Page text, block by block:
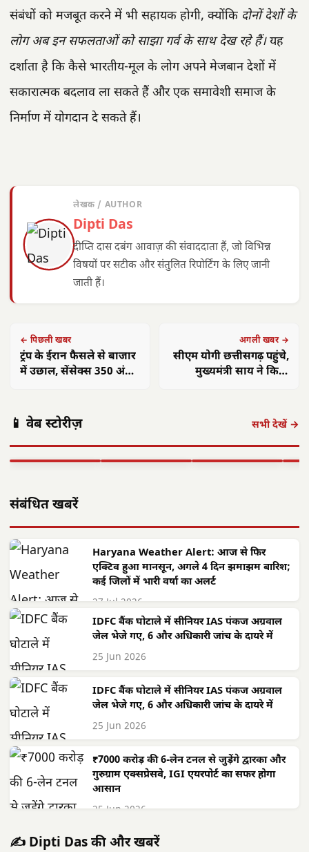
संबंधों को मजबूत करने में भी सहायक होगी, क्योंकि दोनों देशों के
लोग अब इन सफलताओं को साझा गर्व के साथ देख रहे हैं।यह
दर्शाता है कि कैसे भारतीय-मूल के लोग अपने मेजबान देशों में
सकारात्मक बदलाव ला सकते हैं और एक समावेशी समाज के
निर्माण में योगदान दे सकते हैं।
लेखक / AUTHOR
Dipti Das
दीप्ति दास दबंग आवाज़ की संवाददाता हैं, जो विभिन्न
विषयों पर सटीक और संतुलित रिपोर्टिंग के लिए जानी
जाती हैं।
← पिछली खबर
ट्रंप के ईरान फैसले से बाजार
में उछाल, सेंसेक्स 350 अंक
अगली खबर →
सीएम योगी छत्तीसगढ़ पहुंचे,
मुख्यमंत्री साय ने किया
📱 वेब स्टोरीज़ सभी देखें →
'बीज बोने में लगा
वासेपुर'…
साय के नेतृत्व में…
फोकस— हर पात्र
शासन…
संबंधित खबरें
Haryana Weather Alert: आज से फिर
एक्टिव हुआ मानसून, अगले 4 दिन झमाझम बारिश;
कई जिलों में भारी वर्षा का अलर्ट
27 Jul 2026
IDFC बैंक घोटाले में सीनियर IAS पंकज अग्रवाल
जेल भेजे गए, 6 और अधिकारी जांच के दायरे में
25 Jun 2026
IDFC बैंक घोटाले में सीनियर IAS पंकज अग्रवाल
जेल भेजे गए, 6 और अधिकारी जांच के दायरे में
25 Jun 2026
₹7000 करोड़ की 6-लेन टनल से जुड़ेंगे द्वारका और
गुरुग्राम एक्सप्रेसवे, IGI एयरपोर्ट का सफर होगा
आसान
25 Jun 2026
✍️ Dipti Das की और खबरें